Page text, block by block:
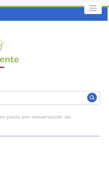
pacto por conservación de